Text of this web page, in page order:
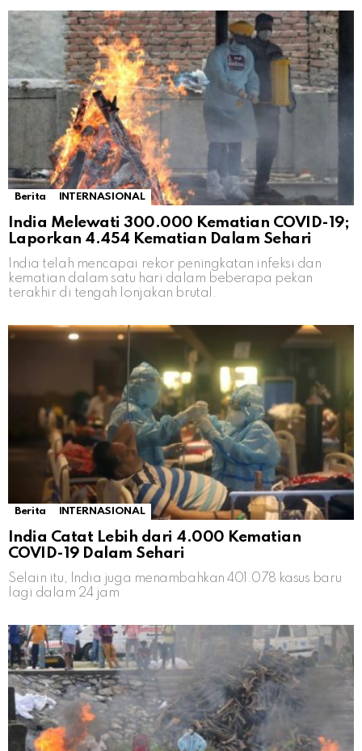
Berita INTERNASIONAL
India Melewati 300.000 Kematian COVID-19;
Laporkan 4.454 Kematian Dalam Sehari
India telah mencapai rekor peningkatan infeksi dan
kematian dalam satu hari dalam beberapa pekan
terakhir di tengah lonjakan brutal.
Berita INTERNASIONAL
India Catat Lebih dari 4.000 Kematian
COVID-19 Dalam Sehari
Selain itu, India juga menambahkan 401.078 kasus baru
lagi dalam 24 jam